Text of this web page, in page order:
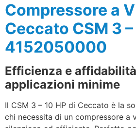
Compressore a
Ceccato CSM 3
4152050000
Efficienza e
applicazioni minime
Il CSM 3 – 10 HP di Ceccato è la
chi necessita di un compressore a